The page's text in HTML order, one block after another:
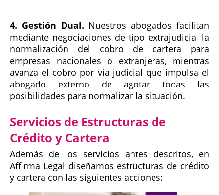
4. Gestión Dual. Nuestros abogados facilitan
mediante negociaciones de tipo extrajudicial la
normalización del cobro de cartera para
empresas nacionales o extranjeras, mientras
avanza el cobro por vía judicial que impulsa el
abogado externo de agotar todas las
posibilidades para normalizar la situación.
Servicios de Estructuras de
Crédito y Cartera
Además de los servicios antes descritos, en
Affirma Legal diseñamos estructuras de crédito
y cartera con las siguientes acciones: